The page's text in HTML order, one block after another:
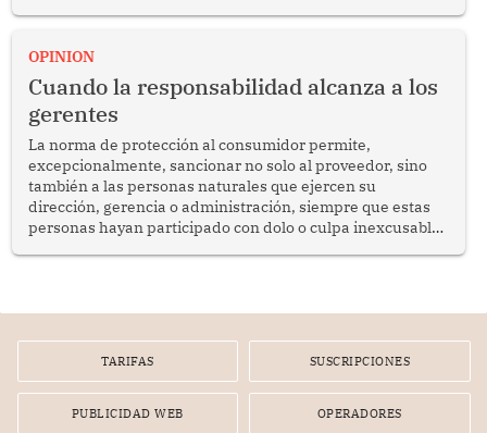
enfrenta desafíos en materia de desarrollo, cohesión
OPINION
Cuando la responsabilidad alcanza a los
gerentes
La norma de protección al consumidor permite,
excepcionalmente, sancionar no solo al proveedor, sino
también a las personas naturales que ejercen su
dirección, gerencia o administración, siempre que estas
personas hayan participado con dolo o culpa inexcusable
por la frustrada realización de un meet and greet con
TARIFAS SUSCRIPCIONES
PUBLICIDAD WEB OPERADORES